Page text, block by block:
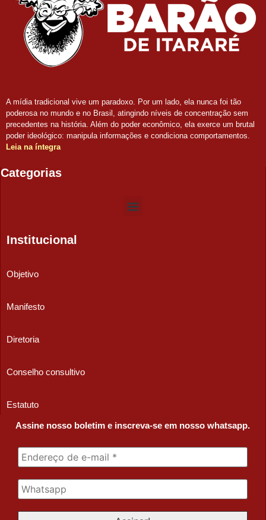
A mídia tradicional vive um paradoxo. Por um lado, ela nunca foi tão
poderosa no mundo e no Brasil, atingindo níveis de concentração sem
precedentes na história. Além do poder econômico, ela exerce um brutal
poder ideológico: manipula informações e condiciona comportamentos.
Leia na íntegra
Categorias
Institucional
Objetivo
Manifesto
Diretoria
Conselho consultivo
Estatuto
Assine nosso boletim e inscreva-se em nosso whatsapp.